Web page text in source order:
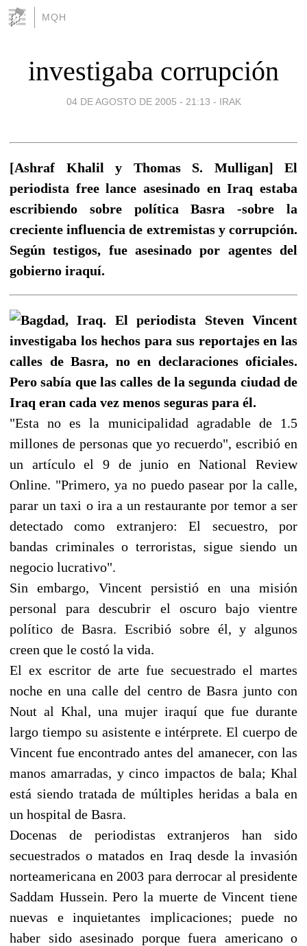
MQH
investigaba corrupción
04 DE AGOSTO DE 2005 - 21:13 - IRAK
[Ashraf Khalil y Thomas S. Mulligan] El
periodista free lance asesinado en Iraq estaba
escribiendo sobre política Basra -sobre la
creciente influencia de extremistas y corrupción.
Según testigos, fue asesinado por agentes del
gobierno iraquí.
Bagdad, Iraq. El periodista Steven Vincent
investigaba los hechos para sus reportajes en las
calles de Basra, no en declaraciones oficiales.
Pero sabía que las calles de la segunda ciudad de
Iraq eran cada vez menos seguras para él.
"Esta no es la municipalidad agradable de 1.5
millones de personas que yo recuerdo", escribió en
un artículo el 9 de junio en National Review
Online. "Primero, ya no puedo pasear por la calle,
parar un taxi o ira a un restaurante por temor a ser
detectado como extranjero: El secuestro, por
bandas criminales o terroristas, sigue siendo un
negocio lucrativo".
Sin embargo, Vincent persistió en una misión
personal para descubrir el oscuro bajo vientre
político de Basra. Escribió sobre él, y algunos
creen que le costó la vida.
El ex escritor de arte fue secuestrado el martes
noche en una calle del centro de Basra junto con
Nout al Khal, una mujer iraquí que fue durante
largo tiempo su asistente e intérprete. El cuerpo de
Vincent fue encontrado antes del amanecer, con las
manos amarradas, y cinco impactos de bala; Khal
está siendo tratada de múltiples heridas a bala en
un hospital de Basra.
Docenas de periodistas extranjeros han sido
secuestrados o matados en Iraq desde la invasión
norteamericana en 2003 para derrocar al presidente
Saddam Hussein. Pero la muerte de Vincent tiene
nuevas e inquietantes implicaciones; puede no
haber sido asesinado porque fuera americano o